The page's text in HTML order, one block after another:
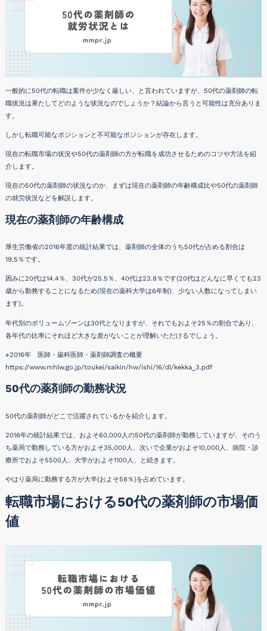
一般的に50代の転職は案件が少なく厳しい、と言われていますが、50代の薬剤師の転
職状況は果たしてどのような状況なのでしょうか？結論から言うと可能性は充分ありま
す。
しかし転職可能なポジションと不可能なポジションが存在します。
現在の転職市場の状況や50代の薬剤師の方が転職を成功させるためのコツや方法を紹
介します。
現在の50代の薬剤師の状況なのか、まずは現在の薬剤師の年齢構成比や50代の薬剤師
の就労状況などを解説します。
現在の薬剤師の年齢構成
厚生労働省の2016年度の統計結果では、薬剤師の全体のうち50代が占める割合は
19.5％です。
因みに20代は14.4％、30代が25.5％、40代は23.8％です(20代はどんなに早くても23
歳から勤務することになるため(現在の薬科大学は6年制)、少ない人数になってしまい
ます)。
年代別のボリュームゾーンは30代となりますが、それでもおよそ25％の割合であり、
各年代の比率にそれほど大きな差がないことが理解いただけるでしょう。
※2016年 医師・歯科医師・薬剤師調査の概要
https://www.mhlw.go.jp/toukei/saikin/hw/ishi/16/dl/kekka_3.pdf
50代の薬剤師の勤務状況
50代の薬剤師がどこで活躍されているかを紹介します。
2016年の統計結果では、およそ60,000人の50代の薬剤師が勤務していますが、そのう
ち薬局で勤務している方がおよそ35,000人、次いで企業がおよそ10,000人、病院・診
療所でおよそ5500人、大学がおよそ1100人、と続きます。
やはり薬局に勤務する方が大半(およそ58％)を占めています。
転職市場における50代の薬剤師の市場価
値